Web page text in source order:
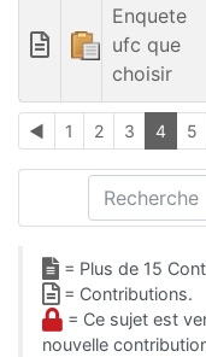
Enquete
ufc que
choisir
◄ 1 2 3 4 5
Recherche
= Plus de 15
= Contributions.
= Ce sujet est
nouvelle